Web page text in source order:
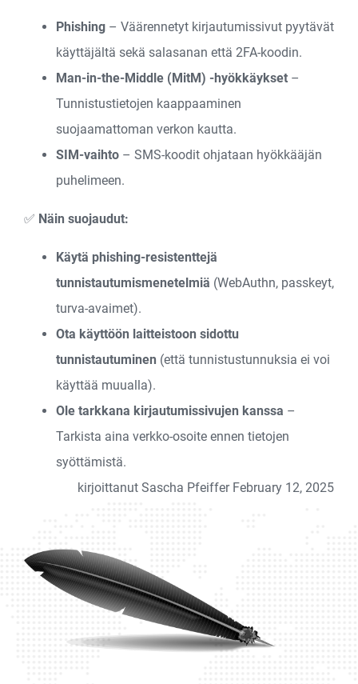
Phishing – Väärennetyt kirjautumissivut pyytävät
käyttäjältä sekä salasanan että 2FA-koodin.
Man-in-the-Middle (MitM) -hyökkäykset –
Tunnistustietojen kaappaaminen
suojaamattoman verkon kautta.
SIM-vaihto – SMS-koodit ohjataan hyökkääjän
puhelimeen.
✅ Näin suojaudut:
Käytä phishing-resistenttejä
tunnistautumismenetelmiä (WebAuthn, passkeyt,
turva-avaimet).
Ota käyttöön laitteistoon sidottu
tunnistautuminen (että tunnistustunnuksia ei voi
käyttää muualla).
Ole tarkkana kirjautumissivujen kanssa –
Tarkista aina verkko-osoite ennen tietojen
syöttämistä.
kirjoittanut Sascha Pfeiffer February 12, 2025